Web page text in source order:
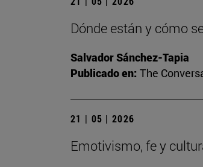
Dónde están y cómo
Salvador Sánchez-Tapia
Publicado en: The
21 | 05 | 2026
Emotivismo, fe y